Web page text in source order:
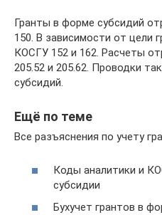
Гранты в форме субсидий
150. В зависимости от цели
КОСГУ 152 и 162. Расчеты
205.52 и 205.62. Проводки
субсидий.
Ещё по теме
Все разъяснения по учету
Коды аналитики и
субсидии
Бухучет грантов в